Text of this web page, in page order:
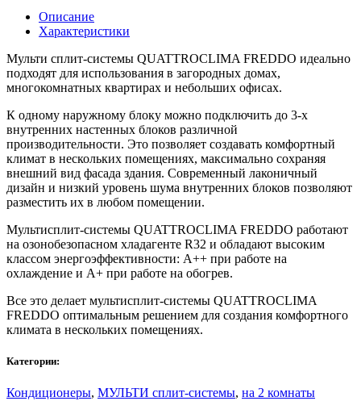
Описание
Характеристики
Мульти сплит-системы QUATTROCLIMA FREDDO идеально
подходят для использования в загородных домах,
многокомнатных квартирах и небольших офисах.
К одному наружному блоку можно подключить до 3-х
внутренних настенных блоков различ­ной
производительности. Это позволяет создавать комфортный
климат в нескольких помещениях, максимально сохраняя
внешний вид фасада здания. Современный лаконичный
дизайн и низкий уровень шума внутренних блоков позволяют
разместить их в любом помещении.
Мультисплит-системы QUATTROCLIMA FREDDO работают
на озонобезопасном хладагенте R32 и обладают высоким
классом энергоэффективности: А++ при работе на
охлаждение и А+ при работе на обогрев.
Все это делает мультисплит-системы QUATTROCLIMA
FREDDO оптимальным решением для создания комфортного
климата в нескольких помещениях.
Категории:
Кондиционеры, МУЛЬТИ сплит-системы, на 2 комнаты